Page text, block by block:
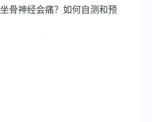
骨神经会痛？如何自测和预